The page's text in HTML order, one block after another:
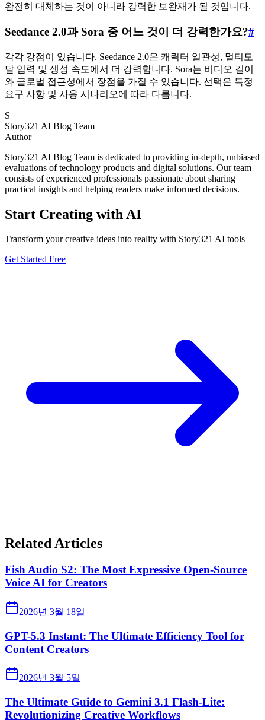
완전히 대체하는 것이 아니라 강력한 보완재가 될 것입니다.
Seedance 2.0과 Sora 중 어느 것이 더 강력한가요?#
각각 강점이 있습니다. Seedance 2.0은 캐릭터 일관성, 멀티모
달 입력 및 생성 속도에서 더 강력합니다. Sora는 비디오 길이
와 글로벌 접근성에서 장점을 가질 수 있습니다. 선택은 특정
요구 사항 및 사용 시나리오에 따라 다릅니다.
S
Story321 AI Blog Team
Author
Story321 AI Blog Team is dedicated to providing in-depth, unbiased
evaluations of technology products and digital solutions. Our team
consists of experienced professionals passionate about sharing
practical insights and helping readers make informed decisions.
Start Creating with AI
Transform your creative ideas into reality with Story321 AI tools
Get Started Free
Related Articles
Fish Audio S2: The Most Expressive Open-Source
Voice AI for Creators
2026년 3월 18일
GPT-5.3 Instant: The Ultimate Efficiency Tool for
Content Creators
2026년 3월 5일
The Ultimate Guide to Gemini 3.1 Flash-Lite:
Revolutionizing Creative Workflows